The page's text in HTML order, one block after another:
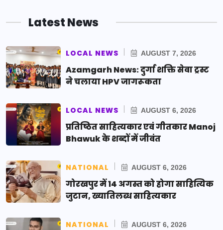
Latest News
LOCAL NEWS AUGUST 7, 2026
Azamgarh News: दुर्गा शक्ति सेवा ट्रस्ट
ने चलाया HPV जागरूकता
LOCAL NEWS AUGUST 6, 2026
प्रतिष्ठित साहित्यकार एवं गीतकार Manoj
Bhawuk के शब्दों में जीवंत
NATIONAL AUGUST 6, 2026
गोरखपुर में 14 अगस्त को होगा साहित्यिक
जुटान, ख्यातिलब्ध साहित्यकार
NATIONAL AUGUST 6, 2026